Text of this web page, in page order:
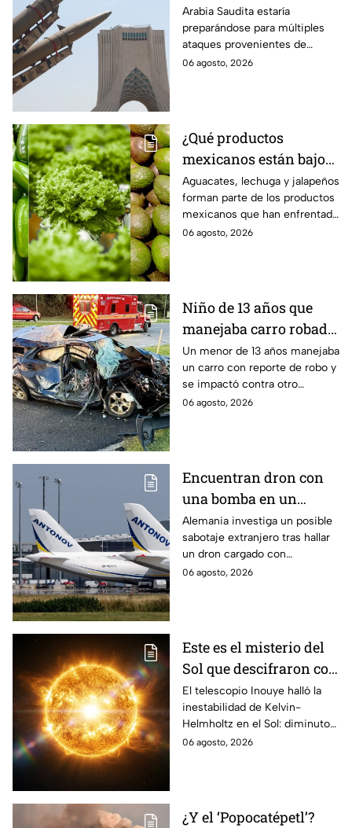
Esperan ataques de
grupos armados de tres
países
Arabia Saudita estaría
preparándose para múltiples
ataques provenientes de
grupos armados de tres países.
06 agosto, 2026
¿Qué productos
mexicanos están bajo
la lupa de Estados
Unidos? Aguacates,
lechuga y jalapeños
encabezan la lista
Aguacates, lechuga y jalapeños
forman parte de los productos
mexicanos que han enfrentado
restricciones o
06 agosto, 2026
Niño de 13 años que
manejaba carro robado
provoca brutal
accidente; hay un
muerto y heridos de
gravedad
Un menor de 13 años manejaba
un carro con reporte de robo y
se impactó contra otro
vehículo en Maryland, Estados
06 agosto, 2026
Encuentran dron con
una bomba en un
aeropuerto de
Alemania: no explotó
por falla técnica
Alemania investiga un posible
sabotaje extranjero tras hallar
un dron cargado con
explosivos en el aeropuerto de
06 agosto, 2026
Este es el misterio del
Sol que descifraron con
un telescopio en
Hawái: explica las
tormentas solares que
afectan a la Tierra
El telescopio Inouye halló la
inestabilidad de Kelvin-
Helmholtz en el Sol: diminutos
remolinos que explicarían el
06 agosto, 2026
¿Y el ‘Popocatépetl’?